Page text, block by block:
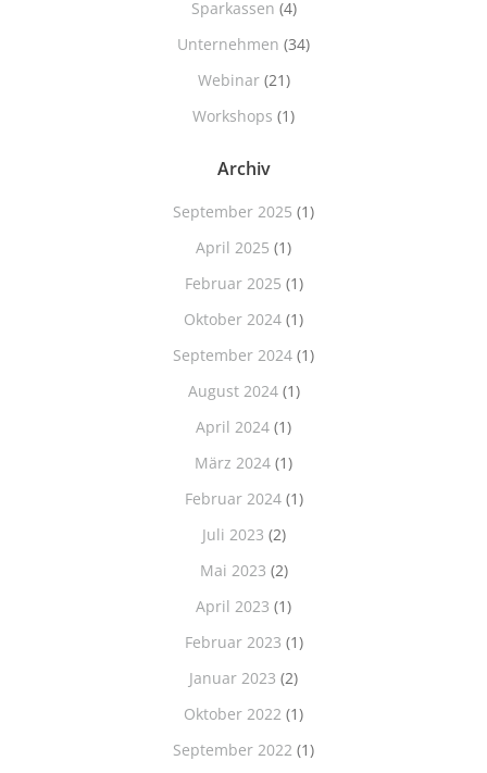
Sparkassen (4)
Unternehmen (34)
Webinar(21)
Workshops (1)
Archiv
September 2025 (1)
April 2025 (1)
Februar 2025 (1)
Oktober 2024 (1)
September 2024 (1)
August 2024(1)
April 2024 (1)
März 2024 (1)
Februar 2024(1)
Juli 2023 (2)
Mai 2023 (2)
April 2023 (1)
Februar 2023 (1)
Januar 2023 (2)
Oktober 2022 (1)
September 2022 (1)